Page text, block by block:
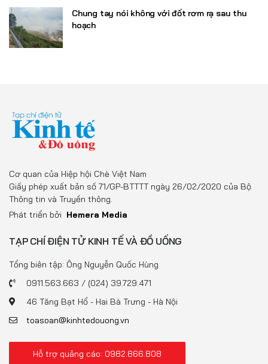
Chung tay nói không với đốt rơm rạ sau thu
hoạch
Cơ quan của Hiệp hội Chè Việt Nam
Giấy phép xuất bản số 71/GP-BTTTT ngày 26/02/2020 của Bộ
Thông tin và Truyền thông.
Phát triển bởi Hemera Media
TẠP CHÍ ĐIỆN TỬ KINH TẾ VÀ ĐỒ UỐNG
Tổng biên tập: Ông Nguyễn Quốc Hùng
0911.563.663 / (024) 39.729.471
46 Tăng Bạt Hổ - Hai Bà Trưng - Hà Nội
toasoan@kinhtedouong.vn
Hỗ trợ quảng cáo: 0982.866.808